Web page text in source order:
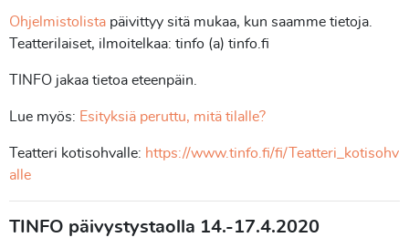
Ohjelmistolista päivittyy sitä mukaa, kun saamme tietoja.
Teatterilaiset, ilmoitelkaa: tinfo (a) tinfo.fi
TINFO jakaa tietoa eteenpäin.
Lue myös: Esityksiä peruttu, mitä tilalle?
Teatteri kotisohvalle: https://www.tinfo.fi/fi/Teatteri_kotisohv
alle
TINFO päivystystaolla 14.-17.4.2020